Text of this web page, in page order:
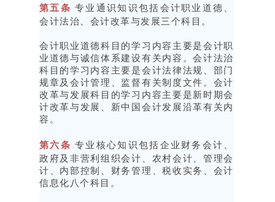
第五条 专业通识知识包括会计职业道德、
会计法治、会计改革与发展三个科目。
会计职业道德科目的学习内容主要是会计职
业道德与诚信体系建设有关内容。会计法治
科目的学习内容主要是会计法律法规、部门
规章及会计管理、监督有关制度文件。会计
改革与发展科目的学习内容主要是新时期会
计改革与发展、新中国会计发展沿革有关内
容。
第六条 专业核心知识包括企业财务会计、
政府及非营利组织会计、农村会计、管理会
计、内部控制、财务管理、税收实务、会计
信息化八个科目。